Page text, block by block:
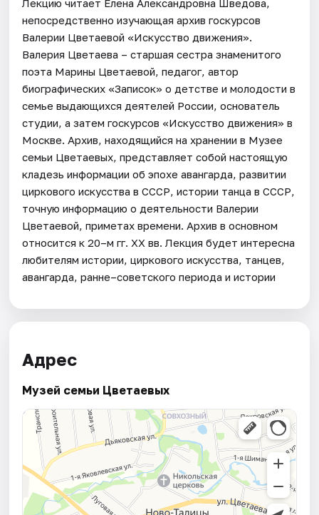
Лекцию читает Елена Александровна Шведова,
непосредственно изучающая архив госкурсов
Валерии Цветаевой «Искусство движения».
Валерия Цветаева – старшая сестра знаменитого
поэта Марины Цветаевой, педагог, автор
биографических «Записок» о детстве и молодости в
семье выдающихся деятелей России, основатель
студии, а затем госкурсов «Искусство движения» в
Москве. Архив, находящийся на хранении в Музее
семьи Цветаевых, представляет собой настоящую
кладезь информации об эпохе авангарда, развитии
циркового искусства в СССР, истории танца в СССР,
точную информацию о деятельности Валерии
Цветаевой, приметах времени. Архив в основном
относится к 20–м гг. XX вв. Лекция будет интересна
любителям истории, циркового искусства, танцев,
авангарда, ранне–советского периода и истории
Адрес
Музей семьи Цветаевых